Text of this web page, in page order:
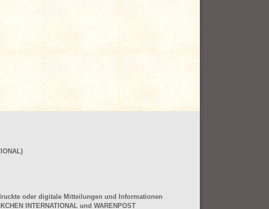
oder digitale Mitteilungen und Informationen
INTERNATIONAL und WARENPOST